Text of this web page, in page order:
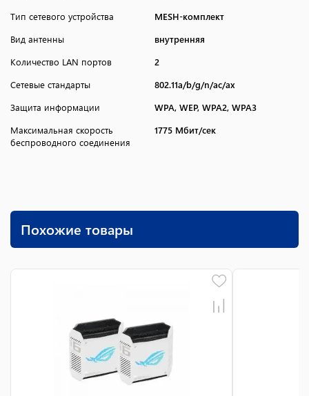
Тип сетевого устройства
MESH-комплект
Вид антенны
внутренняя
Количество LAN портов
2
Сетевые стандарты
802.11a/b/g/n/ac/ax
Защита информации
WPA, WEP, WPA2, WPA3
Максимальная скорость
беспроводного соединения
1775 Мбит/сек
Похожие товары